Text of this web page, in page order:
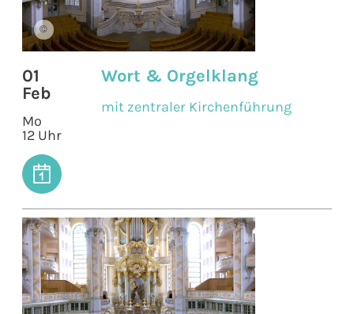
©
01
Feb
Mo
12 Uhr
Wort & Orgelklang
mit zentraler Kirchenführung